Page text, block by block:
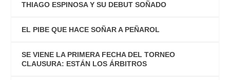
THIAGO ESPINOSA Y SU DEBUT SOÑADO
EL PIBE QUE HACE SOÑAR A PEÑAROL
SE VIENE LA PRIMERA FECHA DEL TORNEO
CLAUSURA: ESTÁN LOS ÁRBITROS